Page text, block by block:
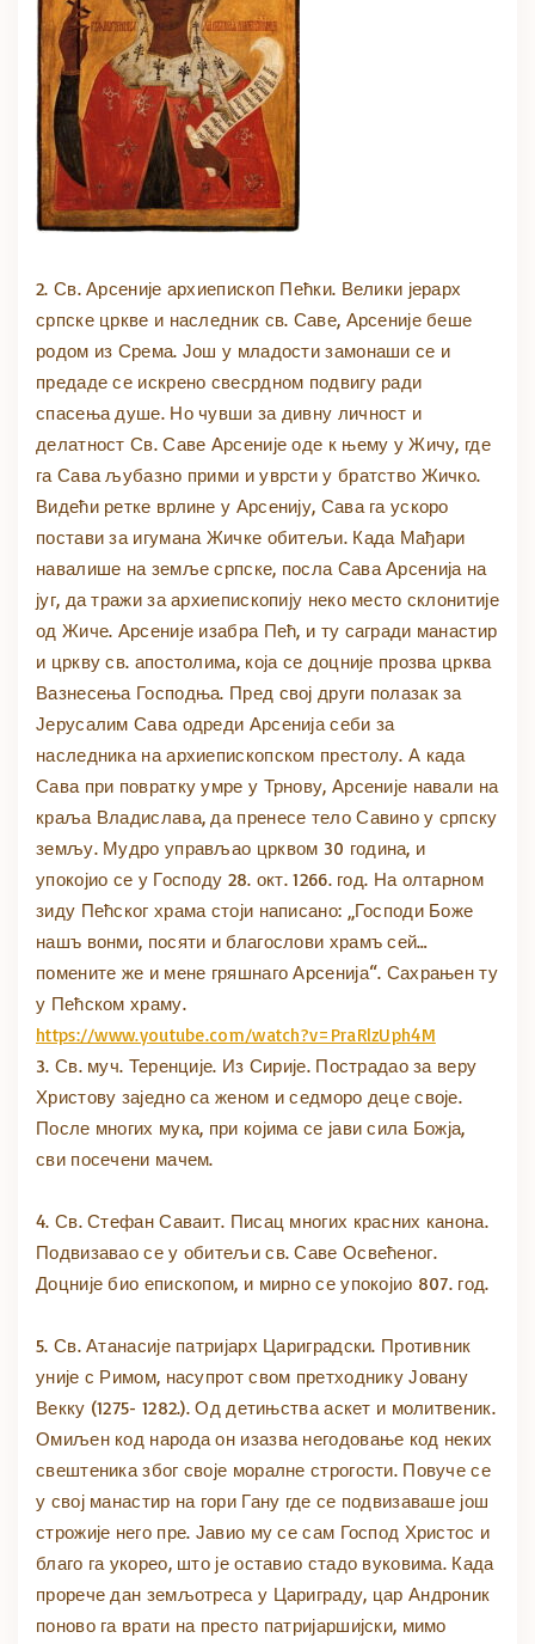
2. Св. Арсеније архиепископ Пећки. Велики јерарх
српске цркве и наследник св. Саве, Арсеније беше
родом из Срема. Још у младости замонаши се и
предаде се искрено свесрдном подвигу ради
спасења душе. Но чувши за дивну личност и
делатност Св. Саве Арсеније оде к њему у Жичу, где
га Сава љубазно прими и уврсти у братство Жичко.
Видећи ретке врлине у Арсенију, Сава га ускоро
постави за игумана Жичке обитељи. Када Мађари
навалише на земље српске, посла Сава Арсенија на
југ, да тражи за архиепископију неко место склонитије
од Жиче. Арсеније изабра Пећ, и ту сагради манастир
и цркву св. апостолима, која се доцније прозва црква
Вазнесења Господња. Пред свој други полазак за
Јерусалим Сава одреди Арсенија себи за
наследника на архиепископском престолу. А када
Сава при повратку умре у Трнову, Арсеније навали на
краља Владислава, да пренесе тело Савино у српску
земљу. Мудро управљао црквом 30 година, и
упокојио се у Господу 28. окт. 1266. год. На олтарном
зиду Пећског храма стоји написано: „Господи Боже
нашъ вонми, посяти и благослови храмъ сей…
помените же и мене гряшнаго Арсенија“. Сахрањен ту
у Пећском храму.
https://www.youtube.com/watch?v=PraRlzUph4M
3. Св. муч. Теренције. Из Сирије. Пострадао за веру
Христову заједно са женом и седморо деце своје.
После многих мука, при којима се јави сила Божја,
сви посечени мачем.
4. Св. Стефан Саваит. Писац многих красних канона.
Подвизавао се у обитељи св. Саве Освећеног.
Доцније био епископом, и мирно се упокојио 807. год.
5. Св. Атанасије патријарх Цариградски. Противник
уније с Римом, насупрот свом претходнику Јовану
Векку (1275- 1282.). Од детињства аскет и молитвеник.
Омиљен код народа он изазва негодовање код неких
свештеника због своје моралне строгости. Повуче се
у свој манастир на гори Гану где се подвизаваше још
строжије него пре. Јавио му се сам Господ Христос и
благо га укорео, што је оставио стадо вуковима. Када
прорече дан земљотреса у Цариграду, цар Андроник
поново га врати на престо патријаршијски, мимо